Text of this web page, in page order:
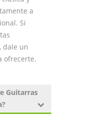
a
Si
dale un
ofrecerte.
Guitarras